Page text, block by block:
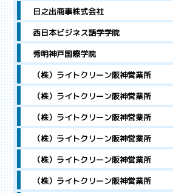
日之出商事株式会社
西日本ビジネス語学学院
秀明神戸国際学院
（株）ライトクリーン阪神営業所
（株）ライトクリーン阪神営業所
（株）ライトクリーン阪神営業所
（株）ライトクリーン阪神営業所
（株）ライトクリーン阪神営業所
（株）ライトクリーン阪神営業所